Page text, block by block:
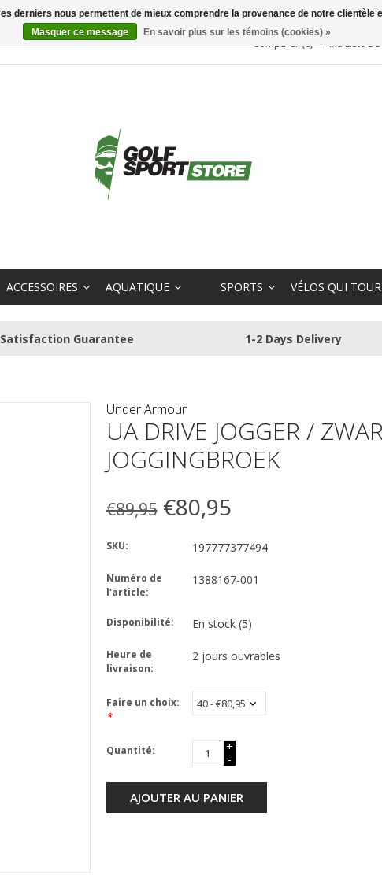
Comparer (0) Ma Liste
ACCESSOIRES AQUATIQUE SPORTS VÉLOS QUI
Satisfaction Guarantee 1-2 Days Delivery
Under Armour
UA DRIVE JOGGER /
JOGGINGBROEK
€89,95 €80,95
SKU: 197777377494
Numéro de
l'article:
1388167-001
Disponibilité: En stock (5)
Heure de
livraison:
2 jours ouvrables
Faire un choix:
*
Quantité:
+
-
AJOUTER AU PANIER
derniers nous permettent de mieux comprendre la provenance de notre
Masquer ce message
En savoir plus sur les témoins (cookies) »